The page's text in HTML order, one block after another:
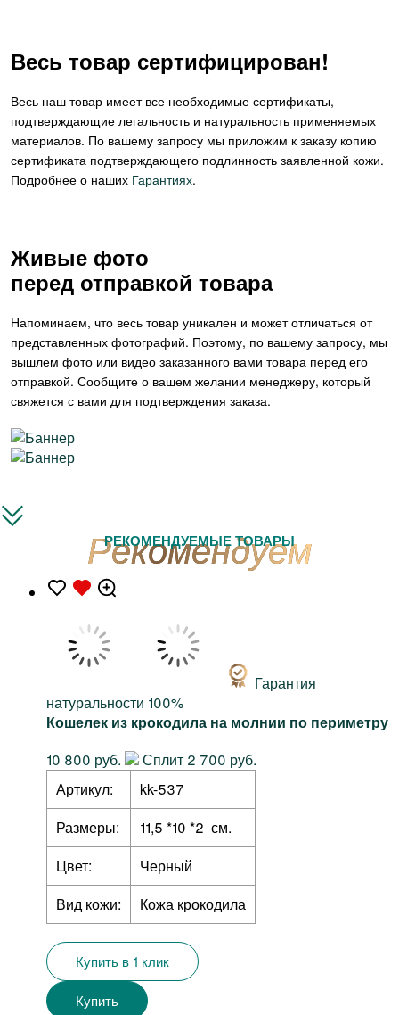
Весь товар сертифицирован!
Весь наш товар имеет все необходимые сертификаты,
подтверждающие легальность и натуральность применяемых
материалов. По вашему запросу мы приложим к заказу копию
сертификата подтверждающего подлинность заявленной кожи.
Подробнее о наших Гарантиях.
Живые фото
перед отправкой товара
Напоминаем, что весь товар уникален и может отличаться от
представленных фотографий. Поэтому, по вашему запросу, мы
вышлем фото или видео заказанного вами товара перед его
отправкой. Сообщите о вашем желании менеджеру, который
свяжется с вами для подтверждения заказа.
РЕКОМЕНДУЕМЫЕ ТОВАРЫ
Гарантия
натуральности 100%
Кошелек из крокодила на молнии по периметру
10 800 руб.
Сплит 2 700 руб.
Артикул:
kk-537
Размеры:
11,5 *10 *2 см.
Цвет:
Черный
Вид кожи:
Кожа крокодила
Купить в 1 клик
Купить